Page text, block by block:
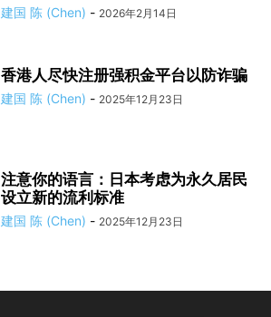
建国 陈 (Chen) - 2026年2月14日
香港人尽快注册强积金平台以防诈骗
建国 陈 (Chen) - 2025年12月23日
注意你的语言：日本考虑为永久居民
设立新的流利标准
建国 陈 (Chen) - 2025年12月23日